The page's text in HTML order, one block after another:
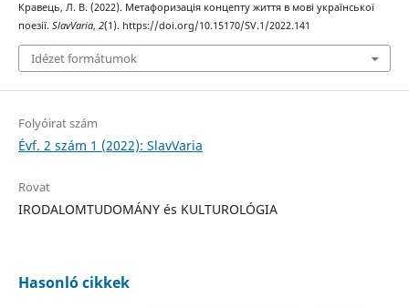
Кравець, Л. В. (2022). Метафоризація концепту життя в мові української
поезії. SlavVaria, 2(1). https://doi.org/10.15170/SV.1/2022.141
Idézet formátumok
Folyóirat szám
Évf. 2 szám 1 (2022): SlavVaria
Rovat
IRODALOMTUDOMÁNY és KULTUROLÓGIA
Hasonló cikkek